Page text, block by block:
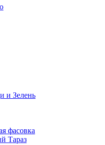
и Зелень
фасовка
Тараз